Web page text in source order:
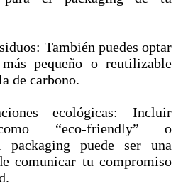
También puedes optar
pequeño o reutilizable
de carbono.
ecológicas: Incluir
“eco-friendly” o
packaging puede ser una
comunicar tu compromiso